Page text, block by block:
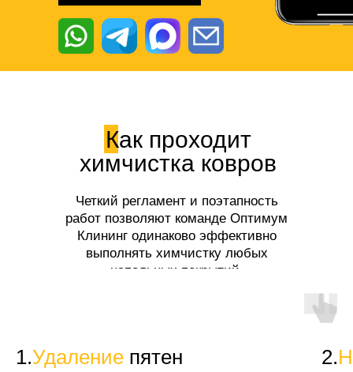
Как проходит
химчистка ковров
Четкий регламент и поэтапность
работ позволяют команде Оптимум
Клининг одинаково эффективно
выполнять химчистку любых
напольных покрытий.
1.Удаление пятен 2.